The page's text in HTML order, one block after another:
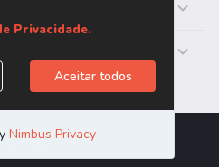
Trabalhe Conosco